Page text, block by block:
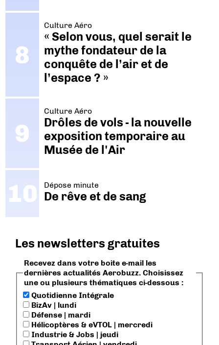
Culture Aéro
« Selon vous, quel serait le
mythe fondateur de la
conquête de l’air et de
l’espace ? »
Culture Aéro
Drôles de vols - la nouvelle
exposition temporaire au
Musée de l'Air
Dépose minute
De rêve et de sang
Les newsletters gratuites
Recevez dans votre boite e-mail les
dernières actualités Aerobuzz. Choisissez
une ou plusieurs thématiques ci-dessous :
Quotidienne Intégrale
BizAv | lundi
Défense | mardi
Hélicoptères & eVTOL | mercredi
Industrie & Jobs | jeudi